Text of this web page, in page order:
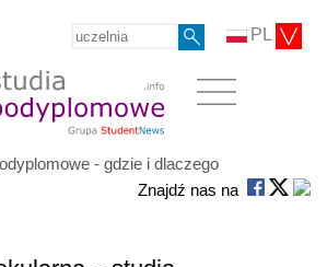
PL
- gdzie i dlaczego
Znajdź nas na